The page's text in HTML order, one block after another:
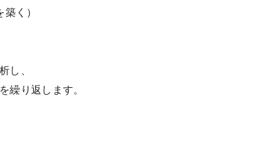
く）
し、
繰り返します。